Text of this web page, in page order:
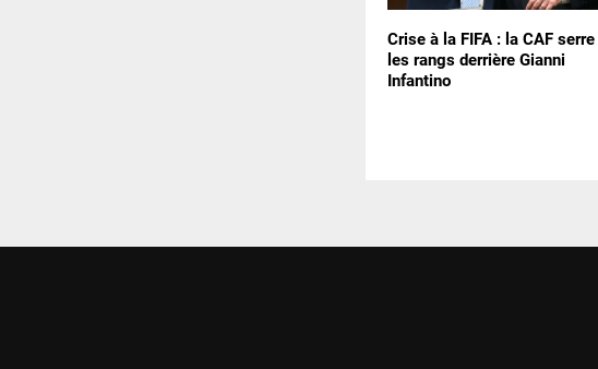
Crise à la FIFA : la CAF serre
les rangs derrière Gianni
Infantino